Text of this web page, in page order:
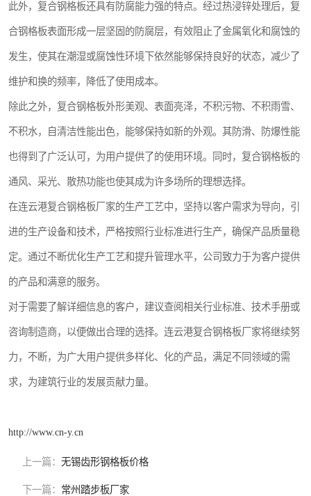
此外，复合钢格板还具有防腐能力强的特点。经过热浸锌处理后，复
合钢格板表面形成一层坚固的防腐层，有效阻止了金属氧化和腐蚀的
发生，使其在潮湿或腐蚀性环境下依然能够保持良好的状态，减少了
维护和换的频率，降低了使用成本。
除此之外，复合钢格板外形美观、表面亮泽，不积污物、不积雨雪、
不积水，自清洁性能出色，能够保持如新的外观。其防滑、防爆性能
也得到了广泛认可，为用户提供了的使用环境。同时，复合钢格板的
通风、采光、散热功能也使其成为许多场所的理想选择。
在连云港复合钢格板厂家的生产工艺中，坚持以客户需求为导向，引
进的生产设备和技术，严格按照行业标准进行生产，确保产品质量稳
定。通过不断优化生产工艺和提升管理水平，公司致力于为客户提供
的产品和满意的服务。
对于需要了解详细信息的客户，建议查阅相关行业标准、技术手册或
咨询制造商，以便做出合理的选择。连云港复合钢格板厂家将继续努
力，不断，为广大用户提供多样化、化的产品，满足不同领域的需
求，为建筑行业的发展贡献力量。
http://www.cn-y.cn
上一篇： 无锡齿形钢格板价格
下一篇： 常州踏步板厂家